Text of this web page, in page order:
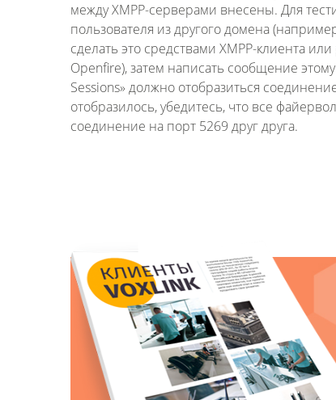
между XMPP-серверами внесены. Для
пользователя из другого домена
сделать это средствами XMPP-клиента
Openfire), затем написать сообщение
Sessions» должно отобразиться
отобразилось, убедитесь, что все
соединение на порт 5269 друг друга.